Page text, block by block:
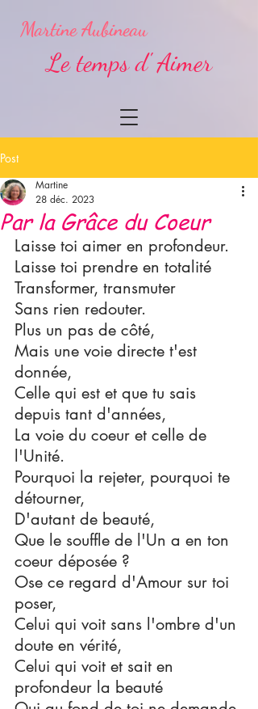
Martine Aubineau
Le temps d' Aimer
Post
Par la Grâce du Coeur
Martine
28 déc. 2023
Laisse toi aimer en profondeur.
Laisse toi prendre en totalité
Transformer, transmuter
Sans rien redouter.
Plus un pas de côté,
Mais une voie directe t'est
donnée,
Celle qui est et que tu sais
depuis tant d'années,
La voie du coeur et celle de
l'Unité.
Pourquoi la rejeter, pourquoi te
détourner,
D'autant de beauté,
Que le souffle de l'Un a en ton
coeur déposée ?
Ose ce regard d'Amour sur toi
poser,
Celui qui voit sans l'ombre d'un
doute en vérité,
Celui qui voit et sait en
profondeur la beauté